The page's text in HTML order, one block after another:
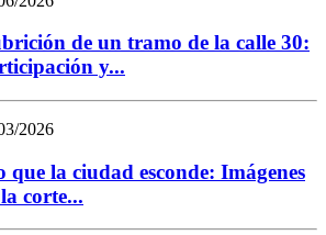
de un tramo de la calle 30:
y...
2026
que la ciudad esconde: Imágenes
corte...